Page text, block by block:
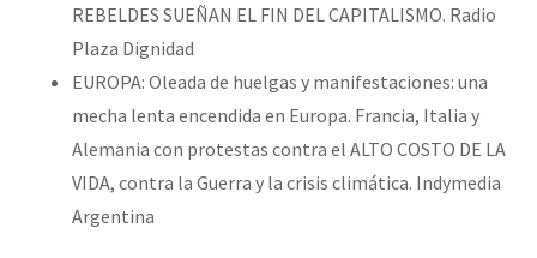
REBELDES SUEÑAN EL FIN DEL CAPITALISMO. Radio
Plaza Dignidad
EUROPA: Oleada de huelgas y manifestaciones: una
mecha lenta encendida en Europa. Francia, Italia y
Alemania con protestas contra el ALTO COSTO DE LA
VIDA, contra la Guerra y la crisis climática. Indymedia
Argentina